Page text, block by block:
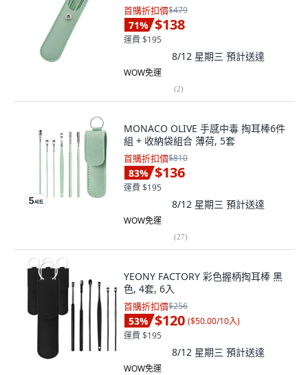
首購折扣價$479
71% $138
運費 $195
8/12 星期三 預計送達
WOW免運
(2)
MONACO OLIVE 手感中毒 掏耳棒6件
組 + 收納袋組合 薄荷, 5套
首購折扣價$810
83% $136
運費 $195
8/12 星期三 預計送達
WOW免運
(27)
YEONY FACTORY 彩色握柄掏耳棒 黑
色, 4套, 6入
首購折扣價$256
53% $120 ($50.00/10入)
運費 $195
8/12 星期三 預計送達
WOW免運